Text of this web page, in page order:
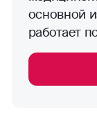
основной
работает